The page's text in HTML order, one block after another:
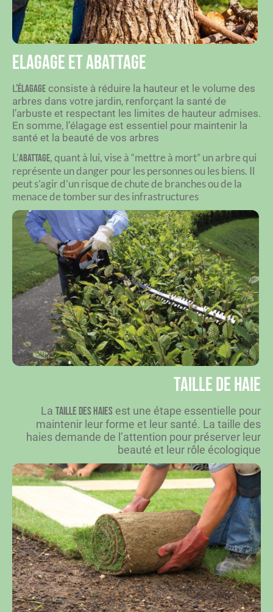
Elagage et abattage
L’élagage consiste à réduire la hauteur et le volume des
arbres dans votre jardin, renforçant la santé de
l’arbuste et respectant les limites de hauteur admises.
En somme, l’élagage est essentiel pour maintenir la
santé et la beauté de vos arbres
L’abattage, quant à lui, vise à “mettre à mort” un arbre qui
représente un danger pour les personnes ou les biens. Il
peut s’agir d’un risque de chute de branches ou de la
menace de tomber sur des infrastructures
Taille de haie
La taille des haies est une étape essentielle pour
maintenir leur forme et leur santé. La taille des
haies demande de l’attention pour préserver leur
beauté et leur rôle écologique